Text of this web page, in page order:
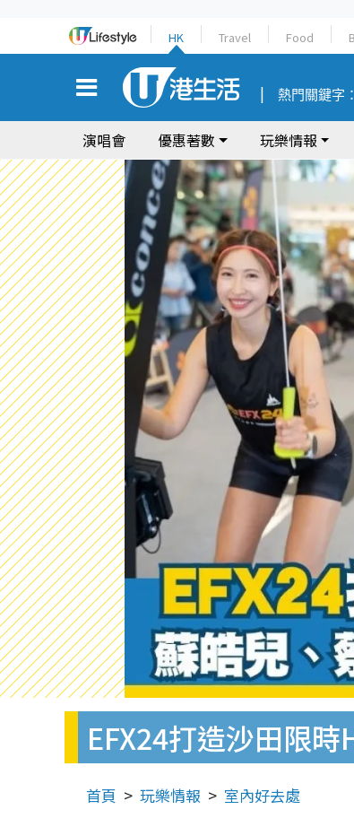
HK Travel Food
熱門關鍵字：
演唱會 優惠著數 玩樂情報
EFX24打造沙田限
首頁 玩樂情報 室內好去處